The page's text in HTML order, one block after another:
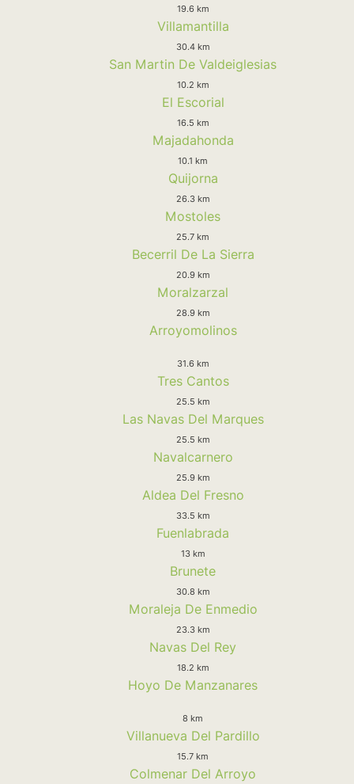
19.6 km
Villamantilla
30.4 km
San Martin De Valdeiglesias
10.2 km
El Escorial
16.5 km
Majadahonda
10.1 km
Quijorna
26.3 km
Mostoles
25.7 km
Becerril De La Sierra
20.9 km
Moralzarzal
28.9 km
Arroyomolinos
31.6 km
Tres Cantos
25.5 km
Las Navas Del Marques
25.5 km
Navalcarnero
25.9 km
Aldea Del Fresno
33.5 km
Fuenlabrada
13 km
Brunete
30.8 km
Moraleja De Enmedio
23.3 km
Navas Del Rey
18.2 km
Hoyo De Manzanares
8 km
Villanueva Del Pardillo
15.7 km
Colmenar Del Arroyo